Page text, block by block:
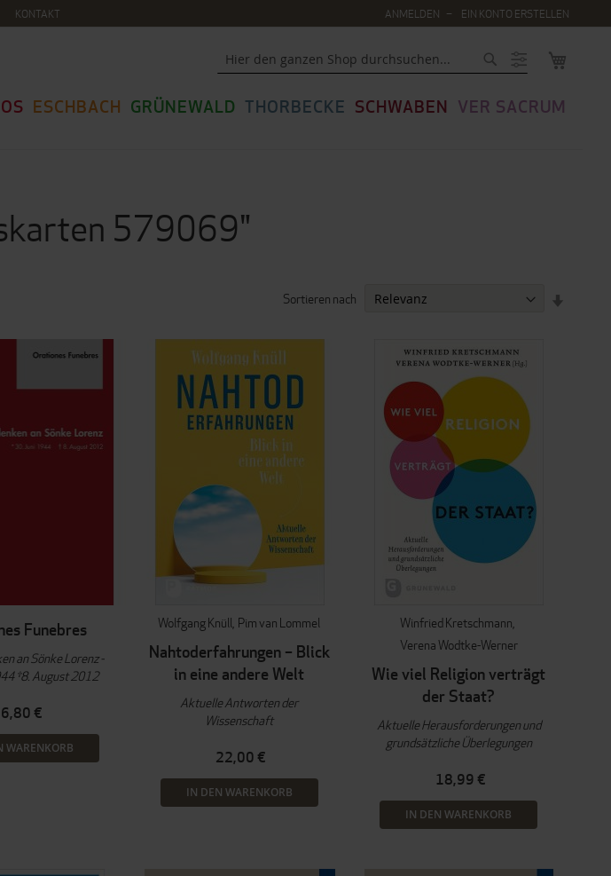
KONTAKT ANMELDEN EIN KONTO ERSTELLEN
ESCHBACH GRÜNEWALD THORBECKE SCHWABEN VER SACRUM
579069"
Sortieren nach
Funebres
an Sönke Lorenz -
†8. August 2012
6,80 €
WARENKORB
Wolfgang Knüll Pim van Lommel
Nahtoderfahrungen – Blick
in eine andere Welt
Aktuelle Antworten der
Wissenschaft
22,00 €
IN DEN WARENKORB
Winfried Kretschmann
Verena Wodtke-Werner
Wie viel Religion verträgt
der Staat?
Aktuelle Herausforderungen und
grundsätzliche Überlegungen
18,99 €
IN DEN WARENKORB